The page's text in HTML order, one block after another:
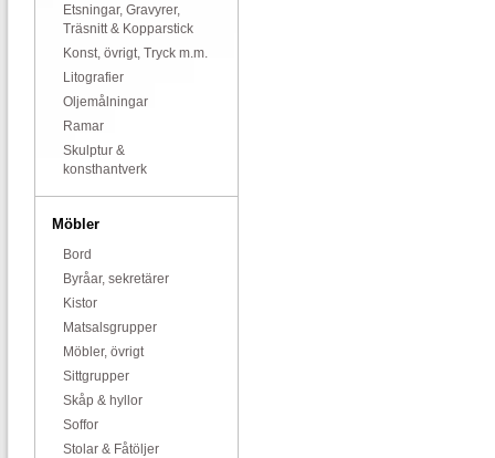
Etsningar, Gravyrer,
Träsnitt & Kopparstick
Konst, övrigt, Tryck m.m.
Litografier
Oljemålningar
Ramar
Skulptur &
konsthantverk
Möbler
Bord
Byråar, sekretärer
Kistor
Matsalsgrupper
Möbler, övrigt
Sittgrupper
Skåp & hyllor
Soffor
Stolar & Fåtöljer